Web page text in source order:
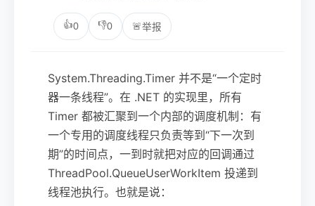
👍0 👎0 🚨举报
System.Threading.Timer 并不是“一个定时
器一条线程”。在 .NET 的实现里，所有
Timer 都被汇聚到一个内部的调度机制：有
一个专用的调度线程只负责等到“下一次到
期”的时间点，一到时就把对应的回调通过
ThreadPool.QueueUserWorkItem 投递到
线程池执行。也就是说：